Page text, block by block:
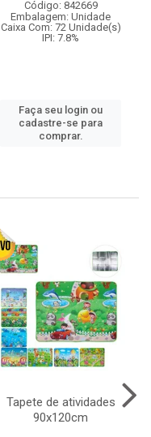
Código: 842669
Embalagem: Unidade
Caixa Com: 72 Unidade(s)
IPI: 7.8%
Faça seu login ou
cadastre-se para
comprar.
Tapete de atividades
90x120cm